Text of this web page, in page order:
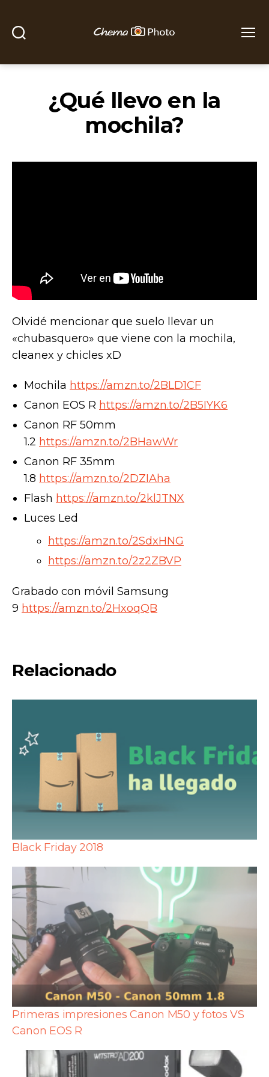
Photo
¿Qué llevo en la
mochila?
Olvidé mencionar que suelo llevar un
«chubasquero» que viene con la mochila,
cleanex y chicles xD
Mochila https://amzn.to/2BLD1CF
Canon EOS R https://amzn.to/2B5IYK6
Canon RF 50mm
1.2 https://amzn.to/2BHawWr
Canon RF 35mm
1.8 https://amzn.to/2DZIAha
Flash https://amzn.to/2klJTNX
Luces Led
https://amzn.to/2SdxHNG
https://amzn.to/2z2ZBVP
Grabado con móvil Samsung
9 https://amzn.to/2HxoqQB
Relacionado
Black Friday 2018
Primeras impresiones Canon M50 y fotos VS
Canon EOS R